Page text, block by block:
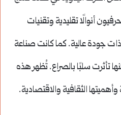
أنوالًا تقليدية وتقنيات
جودة عالية. كما كانت صناعة
تأثرت سلبًا بالصراع. تُظهر هذه
الثقافية والاقتصادية.